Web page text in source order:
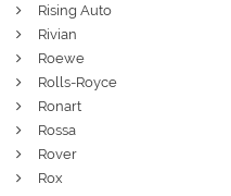
Rising Auto
Rivian
Roewe
Rolls-Royce
Ronart
Rossa
Rover
Rox